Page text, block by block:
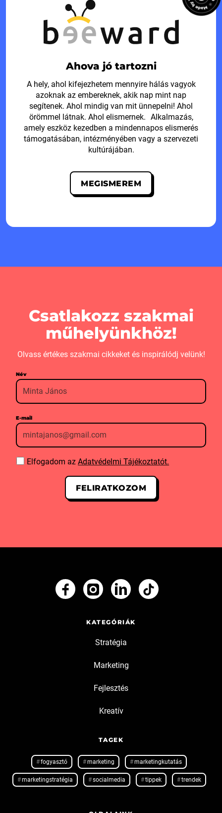
Ahova jó tartozni
A hely, ahol kifejezhetem mennyire hálás vagyok
azoknak az embereknek, akik nap mint nap
segítenek. Ahol mindig van mit ünnepelni! Ahol
örömmel látnak. Ahol elismernek. Alkalmazás,
amely eszköz kezedben a mindennapos elismerés
támogatásában, intézményében vagy a szervezeti
kultúrájában.
MEGISMEREM
Csatlakozz szakmai
műhelyünkhöz!
Olvass értékes szakmai cikkeket és inspirálódj velünk!
Név
E-mail
Elfogadom azAdatvédelmi Tájékoztatót.
KATEGÓRIÁK
Stratégia
Marketing
Fejlesztés
Kreatív
TAGEK
fogyasztó marketing marketingkutatás
marketingstratégia socialmedia tippek trendek